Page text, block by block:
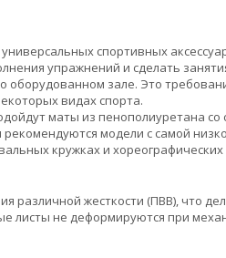
спортивных
упражнений и сделать
оборудованном зале. Это
видах спорта.
маты из пенополиуретана со
модели с самой
кружках и хореографических
различной жесткости (ПВВ), что
листы не деформируются при